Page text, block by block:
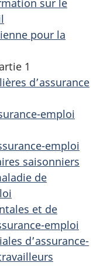
pour la
1
d’assurance
emploi
emploi
saisonniers
de
et de
emploi
d’assurance-